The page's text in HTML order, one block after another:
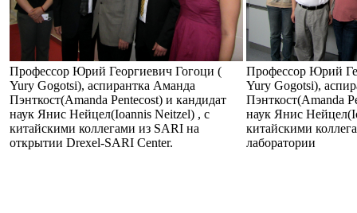
Профессор Юрий Георгиевич Гогоци (
Yury Gogotsi), аспирантка Аманда
Пэнткост(Amanda Pentecost) и кандидат
наук Янис Нейцел(Ioannis Neitzel) , с
китайскими коллегами из SARI на
открытии Drexel-SARI Center.
Профессор Юрий
Yury Gogotsi),
Пэнткост(Amanda
наук Янис
китайскими
лаборатории